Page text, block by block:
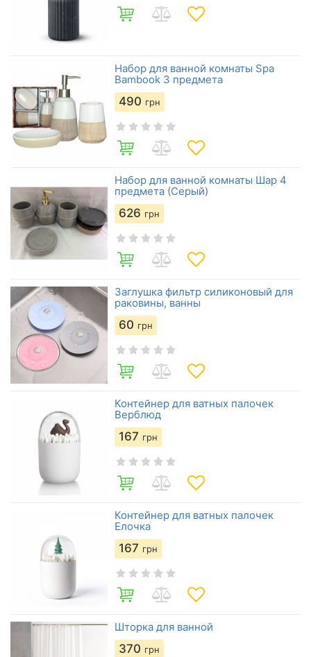
Набор для ванной комнаты Spa
Bambook 3 предмета
490 грн
Набор для ванной комнаты Шар 4
предмета (Серый)
626 грн
Заглушка фильтр силиконовый для
раковины, ванны
60 грн
Контейнер для ватных палочек
Верблюд
167 грн
Контейнер для ватных палочек
Елочка
167 грн
Шторка для ванной
370 грн